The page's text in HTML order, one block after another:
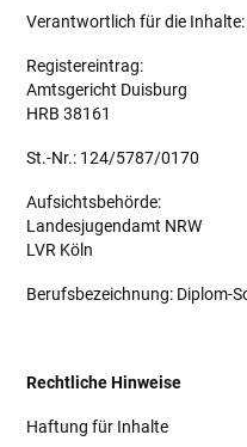
Verantwortlich für die
Registereintrag:
Amtsgericht Duisburg
HRB 38161
St.-Nr.: 124/5787/0170
Aufsichtsbehörde:
Landesjugendamt NRW
LVR Köln
Berufsbezeichnung: Diplom-
Rechtliche Hinweise
Haftung für Inhalte